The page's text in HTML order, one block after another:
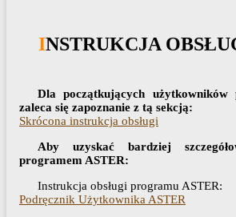
INSTRUKCJA
Dla początkujących użytkowników
zaleca się zapoznanie z tą sekcją:
Skrócona instrukcja obsługi
Aby uzyskać bardziej
programem ASTER:
Instrukcja obsługi programu ASTER:
Podręcznik Użytkownika ASTER